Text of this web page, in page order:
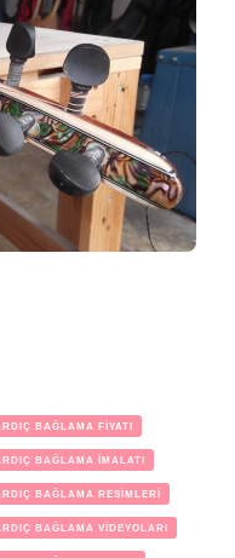
BAĞLAMA FİYATI
BAĞLAMA İMALATI
BAĞLAMA RESİMLERİ
BAĞLAMA VİDEYOLARI